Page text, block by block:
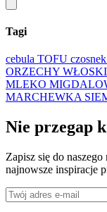
Tagi
cebula TOFU czosnek
ORZECHY
MLEKO
MARCHEWKA
Nie przegap
Zapisz się do
najnowsze inspiracje